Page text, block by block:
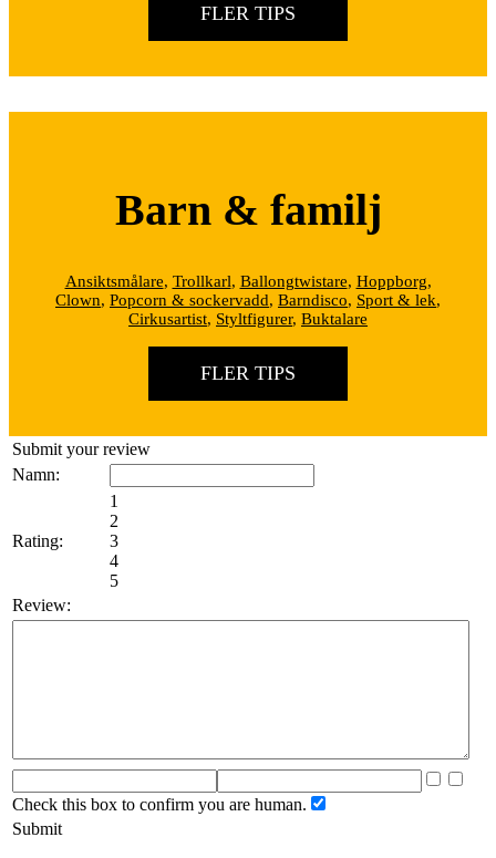
FLER TIPS
Barn & familj
Ansiktsmålare, Trollkarl, Ballongtwistare, Hoppborg,
Clown, Popcorn & sockervadd, Barndisco, Sport & lek,
Cirkusartist, Styltfigurer, Buktalare
FLER TIPS
Submit your review
Namn:
Rating:
1
2
3
4
5
Review:
Check this box to confirm you are human.
Submit